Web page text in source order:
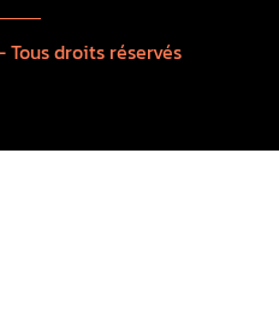
droits réservés